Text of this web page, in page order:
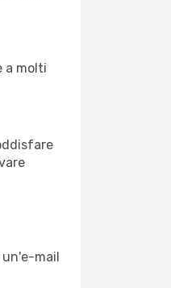
a molti
un'e-mail